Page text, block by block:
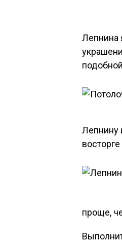
Лепнина
Лепнину
проще,